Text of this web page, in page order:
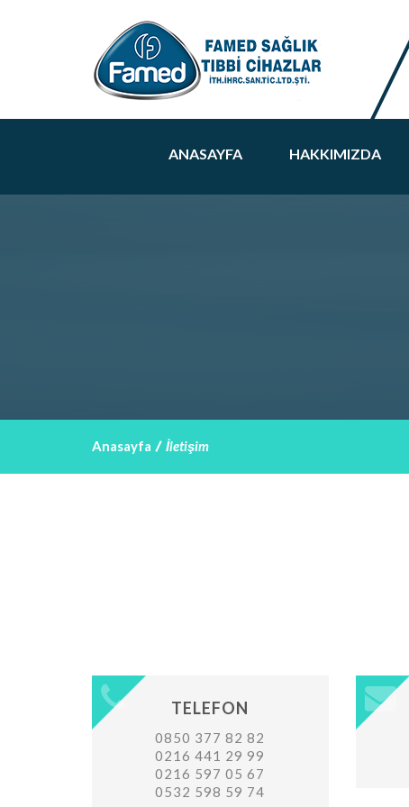
ANASAYFA HAKKIMIZDA
Anasayfa İletişim
TELEFON
0850 377 82 82
0216 441 29 99
0216 597 05 67
0532 598 59 74